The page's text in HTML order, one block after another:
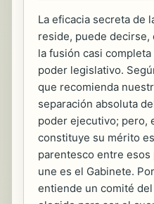
La eficacia secreta de
reside, puede decirse,
la fusión casi
poder legislativo.
que recomienda
separación absoluta
poder ejecutivo; pero,
constituye su mérito
parentesco entre esos
une es el Gabinete.
entiende un comité